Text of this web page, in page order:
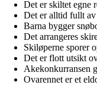
Det er skiltet egne
Det er alltid fullt
Barna bygger
Det arrangeres
Skiløperne sporer
Det er flott utsikt
Akekonkurransen
Ovarennet er et